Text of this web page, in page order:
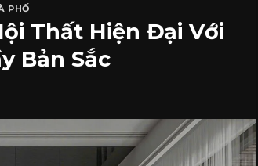
PHỐ
Thất Hiện Đại Với
Bản Sắc